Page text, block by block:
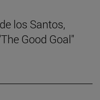
los Santos,
Good Goal"